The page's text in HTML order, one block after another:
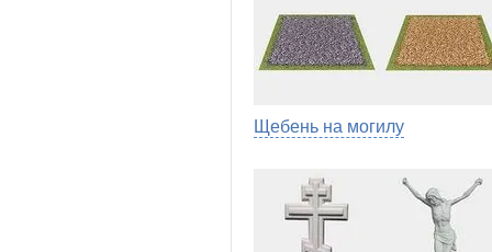
Щебень на могилу